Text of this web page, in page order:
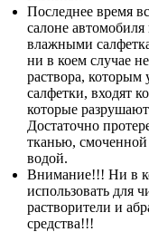
Последнее время
салоне
влажными
ни в коем случае
раствора,
салфетки, входят
которые
Достаточно
тканью,
водой.
Внимание!!! Ни в
использовать для
растворители и
средства!!!